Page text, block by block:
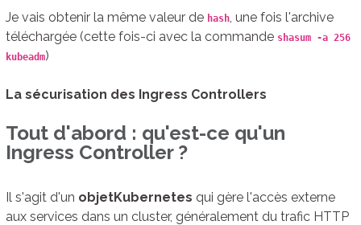
Je vais obtenir la même valeur de hash , une fois l'archive
téléchargée (cette fois-ci avec la commande shasum -a 256
kubeadm)
La sécurisation des Ingress Controllers
Tout d'abord : qu'est-ce qu'un
Ingress Controller ?
Il s'agit d'un objetKubernetes qui gère l'accès externe
aux services dans un cluster, généralement du trafic HTTP